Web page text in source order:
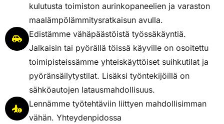
kulutusta toimiston aurinkopaneelien ja varaston
maalämpölämmitysratkaisun avulla.
Edistämme vähäpäästöistä työssäkäyntiä.
Jalkaisin tai pyörällä töissä käyville on osoitettu
toimipisteissämme yhteiskäyttöiset suihkutilat ja
pyöränsäilytystilat. Lisäksi työntekijöillä on
sähköautojen latausmahdollisuus.
Lennämme työtehtäviin liittyen mahdollisimman
vähän. Yhteydenpidossa